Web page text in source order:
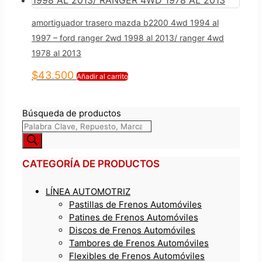
amortiguador trasero mazda b2200 4wd 1994 al
1997 – ford ranger 2wd 1998 al 2013/ ranger 4wd
1978 al 2013
$43.500 Añadir al carrito
Búsqueda de productos
CATEGORÍA DE PRODUCTOS
LÍNEA AUTOMOTRIZ
Pastillas de Frenos Automóviles
Patines de Frenos Automóviles
Discos de Frenos Automóviles
Tambores de Frenos Automóviles
Flexibles de Frenos Automóviles